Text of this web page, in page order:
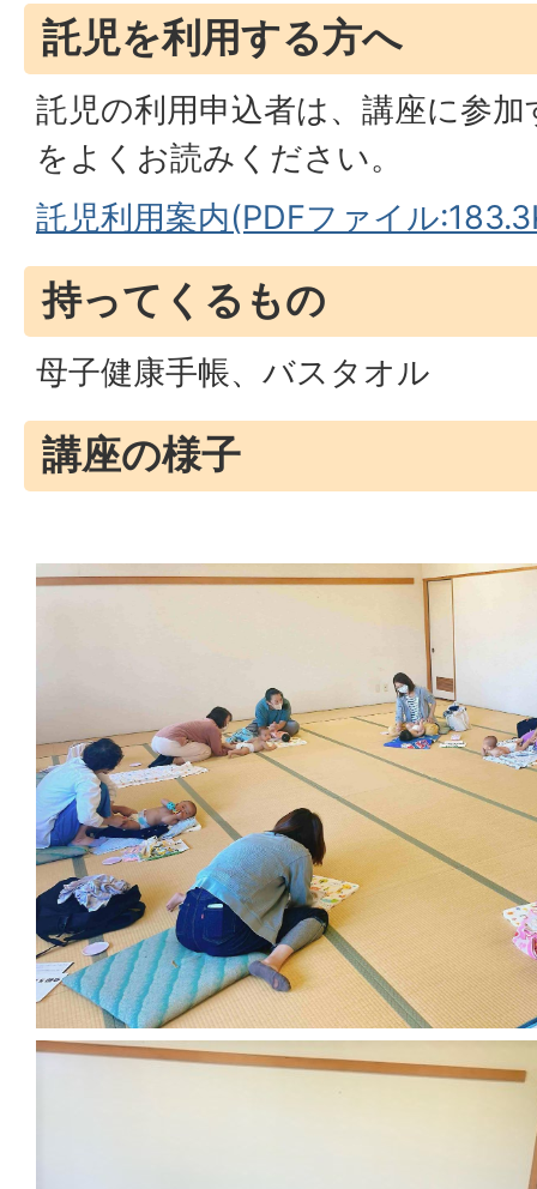
託児を利用する方へ
託児の利用申込者は、講座に参
をよくお読みください。
託児利用案内(PDFファイル
持ってくるもの
母子健康手帳、バスタオル
講座の様子